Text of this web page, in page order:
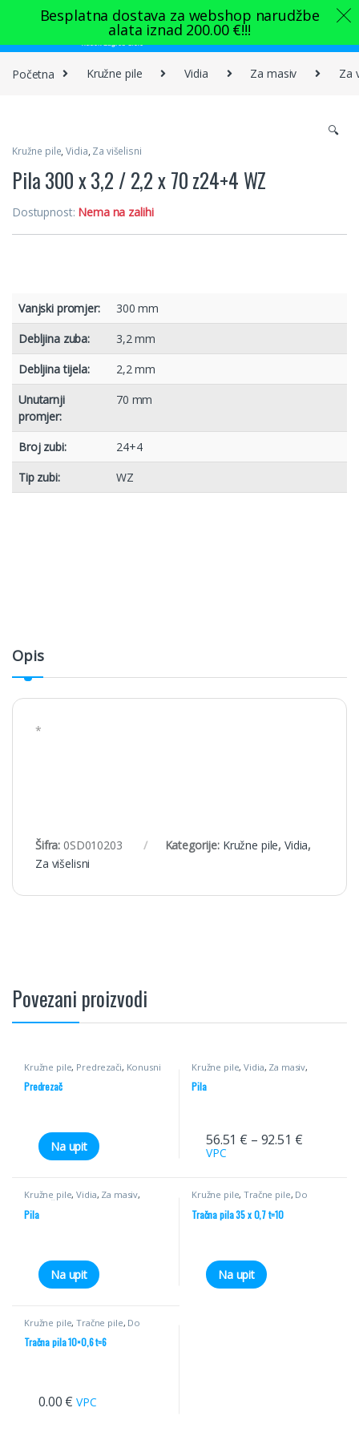
Skip to navigation
Skip to content
Početna Kružne pile Vidia Za masiv Za
🔍
Kružne pile,Vidia, Za višelisni
Pila 300 x 3,2 / 2,2 x 70 z24+4 WZ
Dostupnost: Nema na zalihi
Vanjski promjer:
300 mm
Debljina zuba:
3,2 mm
Debljina tijela:
2,2 mm
Unutarnji
promjer:
70 mm
Broj zubi:
24+4
Tip zubi:
WZ
Opis
*
Šifra: 0SD010203 Kategorije: Kružne pile,Vidia,
Za višelisni
Povezani proizvodi
Kružne pile, Predrezači, Konusni
Predrezač
Na upit
Kružne pile,Vidia, Za masiv,
Poprečni rez
Pila
56.51 € – 92.51 €
VPC
Kružne pile,Vidia, Za masiv,
Poprečni rez
Pila
Na upit
Kružne pile,Tračne pile, Do
Tračna pila 35 x 0,7 t=10
Na upit
Kružne pile,Tračne pile, Do
Tračna pila 10×0,6 t=6
0.00 € VPC
Besplatna dostava za webshop narudžbe
alata iznad 200.00 €!!!